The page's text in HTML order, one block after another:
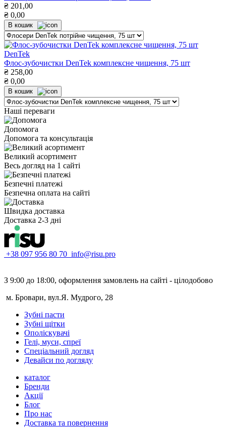
₴ 201,00
₴ 0,00
В кошик
DenTek
Флос-зубочистки DenTek комплексне чищення, 75 шт
₴ 258,00
₴ 0,00
В кошик
Наші переваги
Допомога
Допомога та консультація
Великий асортимент
Весь догляд на 1 сайті
Безпечні платежі
Безпечна оплата на сайті
Швидка доставка
Доставка 2-3 дні
+38 097 956 80 70 info@risu.pro
З 9:00 до 18:00, оформлення замовлень на сайті - цілодобово
м. Бровари, вул.Я. Мудрого, 28
Зубні пасти
Зубні щітки
Ополіскувачі
Гелі, муси, спреї
Спеціальний догляд
Девайси по догляду
каталог
Бренди
Акції
Блог
Про нас
Доставка та повернення